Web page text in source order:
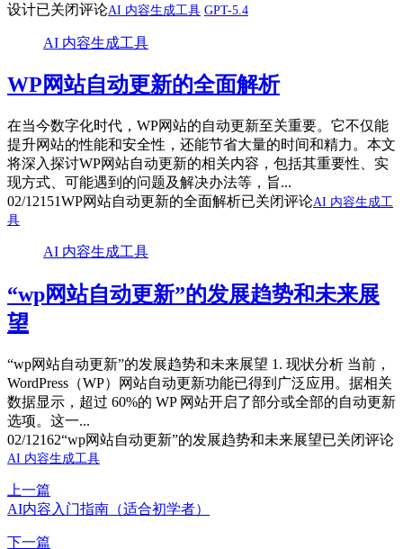
设计已关闭评论AI 内容生成工具 GPT-5.4
AI 内容生成工具
WP网站自动更新的全面解析
在当今数字化时代，WP网站的自动更新至关重要。它不仅能
提升网站的性能和安全性，还能节省大量的时间和精力。本文
将深入探讨WP网站自动更新的相关内容，包括其重要性、实
现方式、可能遇到的问题及解决办法等，旨...
02/12151WP网站自动更新的全面解析已关闭评论AI 内容生成工
具
AI 内容生成工具
“wp网站自动更新”的发展趋势和未来展
望
“wp网站自动更新”的发展趋势和未来展望 1. 现状分析 当前，
WordPress（WP）网站自动更新功能已得到广泛应用。据相关
数据显示，超过 60%的 WP 网站开启了部分或全部的自动更新
选项。这一...
02/12162“wp网站自动更新”的发展趋势和未来展望已关闭评论
AI 内容生成工具
上一篇
AI内容入门指南（适合初学者）
下一篇